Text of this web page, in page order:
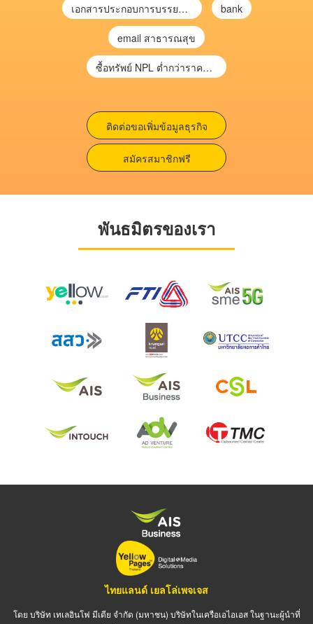
เอกสารประกอบการบรรยาย การประเมินความเสี่ยงเพื่อวางแผนการตรวจสอบ \ bank
email สาธารณสุข
ซื้อทรัพย์ NPL ต่ำกว่าราคาตลาด 30-70% แบบไม่ต้องไปประมูล”
ติดต่อขอเพิ่มข้อมูลธุรกิจ
สมัครสมาชิกฟรี
พันธมิตรของเรา
ไทยแลนด์ เยลโล่เพจเจส
โดย บริษัท เทเลอินโฟ มีเดีย จำกัด (มหาชน) บริษัทในเครือเอไอเอส ในฐานะผู้นำที่